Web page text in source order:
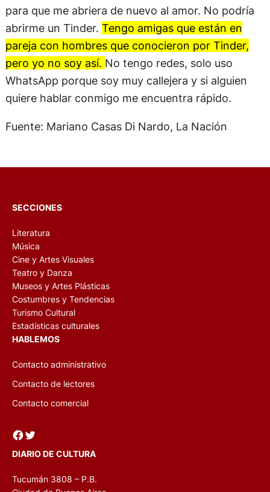
para que me abriera de nuevo al amor. No podría
abrirme un Tinder. Tengo amigas que están en
pareja con hombres que conocieron por Tinder,
pero yo no soy así. No tengo redes, solo uso
WhatsApp porque soy muy callejera y si alguien
quiere hablar conmigo me encuentra rápido.
Fuente: Mariano Casas Di Nardo, La Nación
SECCIONES
Literatura
Música
Cine y Artes Visuales
Teatro y Danza
Museos y Artes Plásticas
Costumbres y Tendencias
Turismo Cultural
Estadísticas culturales
HABLEMOS
Contacto administrativo
Contacto de lectores
Contacto comercial
Facebook Twitter
DIARIO DE CULTURA
Tucumán 3808 – P.B.